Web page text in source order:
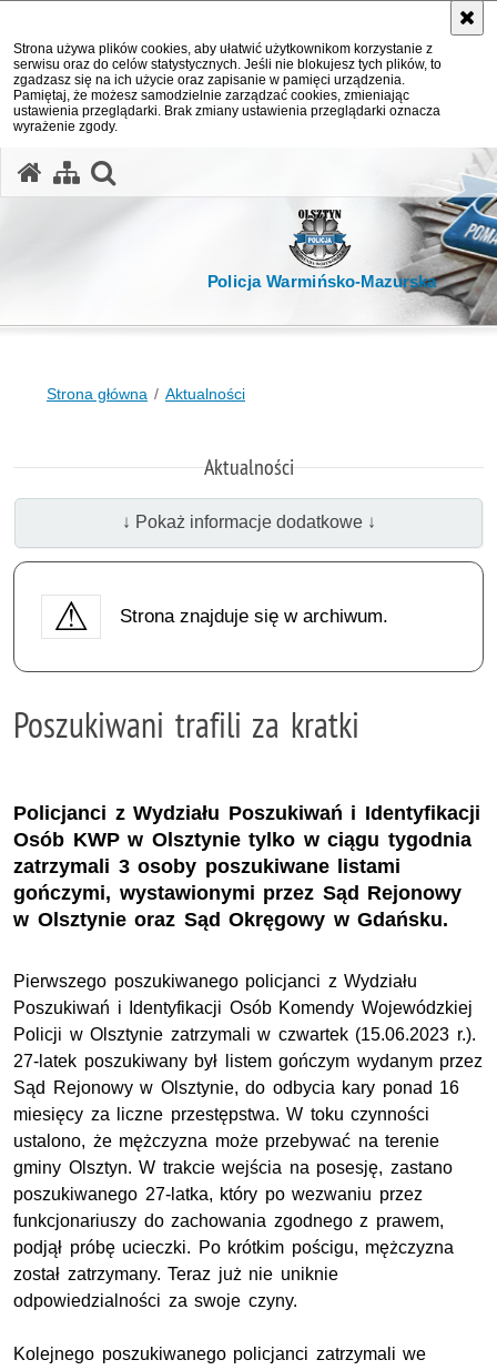
Strona używa plików cookies, aby ułatwić użytkownikom korzystanie z
serwisu oraz do celów statystycznych. Jeśli nie blokujesz tych plików, to
zgadzasz się na ich użycie oraz zapisanie w pamięci urządzenia.
Pamiętaj, że możesz samodzielnie zarządzać cookies, zmieniając
ustawienia przeglądarki. Brak zmiany ustawienia przeglądarki oznacza
wyrażenie zgody.
Policja Warmińsko-Mazurska
Strona główna Aktualności
Aktualności
↓ Pokaż informacje dodatkowe ↓
Strona znajduje się w archiwum.
Poszukiwani trafili za kratki
Policjanci z Wydziału Poszukiwań i Identyfikacji
Osób KWP w Olsztynie tylko w ciągu tygodnia
zatrzymali 3 osoby poszukiwane listami
gończymi, wystawionymi przez Sąd Rejonowy
w Olsztynie oraz Sąd Okręgowy w Gdańsku.
Pierwszego poszukiwanego policjanci z Wydziału
Poszukiwań i Identyfikacji Osób Komendy Wojewódzkiej
Policji w Olsztynie zatrzymali w czwartek (15.06.2023 r.).
27-latek poszukiwany był listem gończym wydanym przez
Sąd Rejonowy w Olsztynie, do odbycia kary ponad 16
miesięcy za liczne przestępstwa. W toku czynności
ustalono, że mężczyzna może przebywać na terenie
gminy Olsztyn. W trakcie wejścia na posesję, zastano
poszukiwanego 27-latka, który po wezwaniu przez
funkcjonariuszy do zachowania zgodnego z prawem,
podjął próbę ucieczki. Po krótkim pościgu, mężczyzna
został zatrzymany. Teraz już nie uniknie
odpowiedzialności za swoje czyny.
Kolejnego poszukiwanego policjanci zatrzymali we